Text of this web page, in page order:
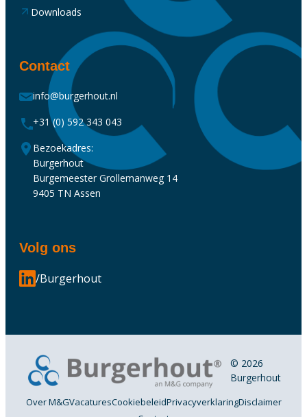
Downloads
Contact
info@burgerhout.nl
+31 (0) 592 343 043
Bezoekadres:
Burgerhout
Burgemeester Grollemanweg 14
9405 TN Assen
Volg ons
/Burgerhout
© 2026
Burgerhout
Over M&GVacaturesCookiebeleidPrivacyverklaringDisclaimer